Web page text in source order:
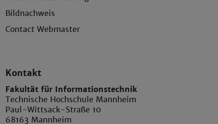
Bildnachweis
Contact Webmaster
Kontakt
Fakultät für Informationstechnik
Technische Hochschule Mannheim
Paul-Wittsack-Straße 10
68163 Mannheim